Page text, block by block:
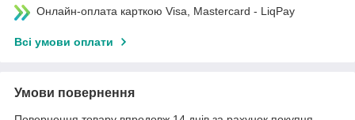
Онлайн-оплата карткою Visa, Mastercard - LiqPay
Всі умови оплати
Умови повернення